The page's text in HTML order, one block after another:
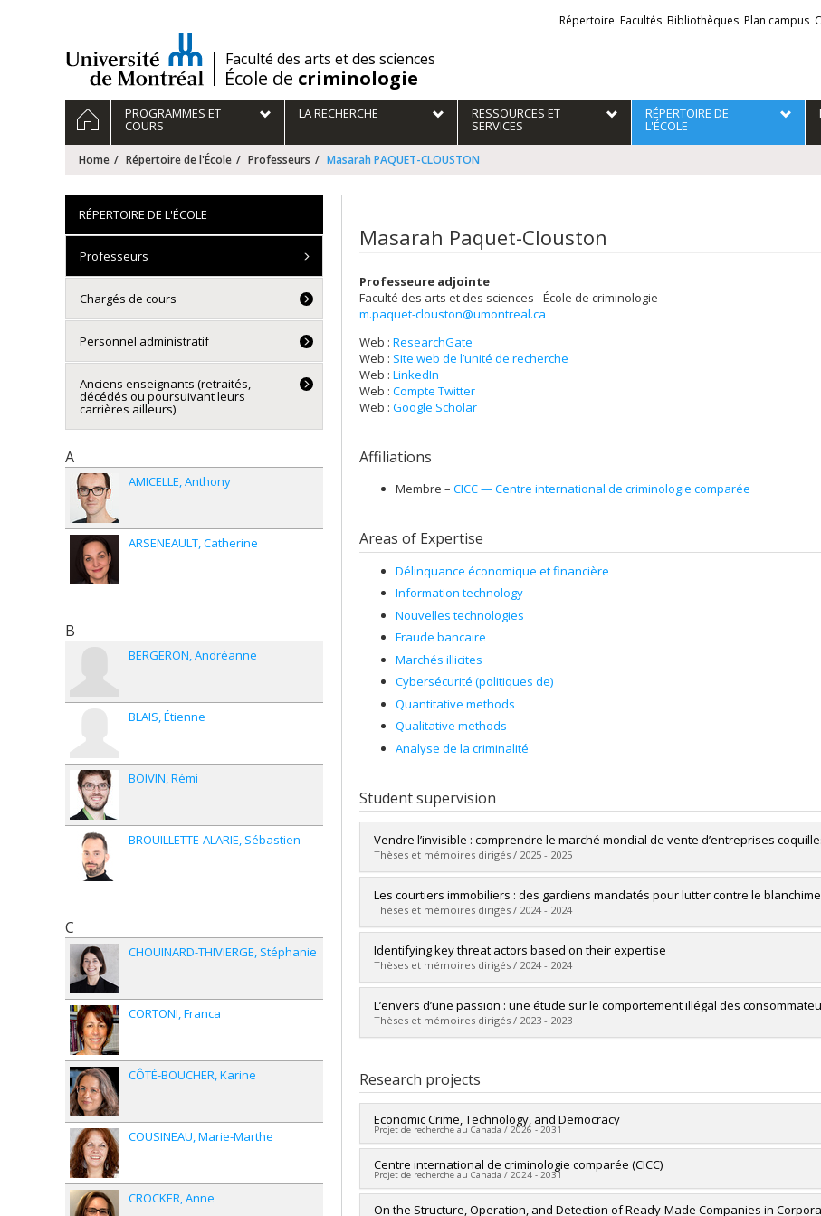
/Faculté des arts et des sciences
École de criminologie
Liens
externes
Répertoire Facultés Bibliothèques Plan campus
Navigation
principale
HOMEPROGRAMMES ET
COURS
LA RECHERCHE RESSOURCES ET
SERVICES
RÉPERTOIRE DE
L'ÉCOLE
Home Répertoire de l'École Professeurs Masarah PAQUET-CLOUSTON
Masarah Paquet-Clouston
Professeure adjointe
Faculté des arts et des sciences - École de criminologie
m.paquet-clouston@umontreal.ca
Web : ResearchGate
Web : Site web de l’unité de recherche
Web : LinkedIn
Web : Compte Twitter
Web : Google Scholar
Affiliations
Membre – CICC — Centre international de criminologie comparée
Areas of Expertise
Délinquance économique et financière
Information technology
Nouvelles technologies
Fraude bancaire
Marchés illicites
Cybersécurité (politiques de)
Quantitative methods
Qualitative methods
Analyse de la criminalité
Student supervision
Vendre l’invisible : comprendre le marché mondial de vente d’entreprises
Thèses et mémoires dirigés / 2025 - 2025
Graduate :Philibert, Jade
Cycle : Master's
Grade :M. Sc.
Lien vers le document dans Papyrus
Les courtiers immobiliers : des gardiens mandatés pour lutter contre le
Thèses et mémoires dirigés / 2024 - 2024
Graduate :Tang-Te, Louise
Cycle : Master's
Grade :M. Sc.
Lien vers le document dans Papyrus
Identifying key threat actors based on their expertise
Thèses et mémoires dirigés / 2024 - 2024
Graduate :Ruellan, Estelle
Cycle : Master's
Grade :M. Sc.
L’envers d’une passion : une étude sur le comportement illégal des
Thèses et mémoires dirigés / 2023 - 2023
Cycle :Master's
Grade :M. Sc.
Lien vers le document dans Papyrus
Research projects
Economic Crime, Technology, and Democracy
Projet de recherche au Canada / 2026 - 2031
Lead researcher : Masarah Paquet-Clouston
Funding sources: SPIIE/Secrétariat des programmes interorganismes à l’intention
Grant programs:PVX50399-Chaires de recherche du Canada - CRSH
Centre international de criminologie comparée (CICC)
Projet de recherche au Canada / 2024 - 2031
Lead researcher :David Décary-Hétu,Chloé Leclerc
On the Structure, Operation, and Detection of Ready-Made Companies in
RÉPERTOIRE DE L'ÉCOLE
Professeurs
Chargés de cours
Personnel administratif
Anciens enseignants (retraités,
décédés ou poursuivant leurs
carrières ailleurs)
A
AMICELLE Anthony
ARSENEAULT Catherine
B
BERGERON Andréanne
BLAIS Étienne
BOIVIN Rémi
BROUILLETTE-ALARIE Sébastien
C
CHOUINARD-THIVIERGE Stéphanie
CORTONI Franca
CÔTÉ-BOUCHER Karine
COUSINEAU Marie-Marthe
CROCKER Anne